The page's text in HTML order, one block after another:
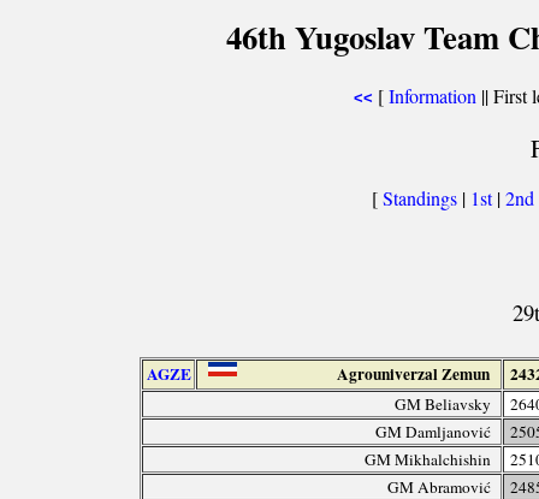
46th Yugoslav Team
<< [Information || First
[Standings | 1st|2nd
AGZE Agrouniverzal Zemun
GM Beliavsky
GM Damljanović
GM Mikhalchishin
GM Abramović